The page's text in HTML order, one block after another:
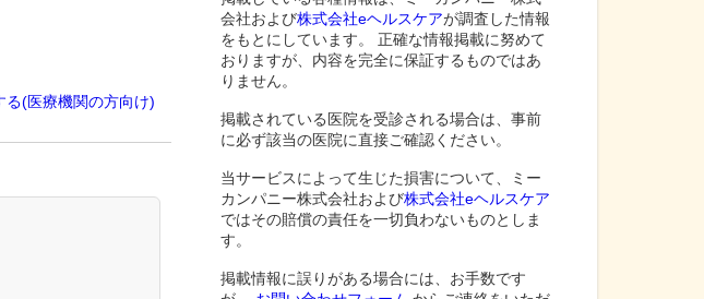
(医療機関の方向け)
会社および株式会社eヘルスケアが調査した情報
をもとにしています。 正確な情報掲載に努めて
おりますが、内容を完全に保証するものではあ
りません。
掲載されている医院を受診される場合は、事前
に必ず該当の医院に直接ご確認ください。
当サービスによって生じた損害について、ミー
カンパニー株式会社および株式会社eヘルスケア
ではその賠償の責任を一切負わないものとしま
す。
掲載情報に誤りがある場合には、お手数です